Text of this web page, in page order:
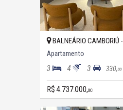
BALNEÁRIO CAMBORIÚ -
Apartamento
3 4 3 330,00
R$ 4.737.000,00